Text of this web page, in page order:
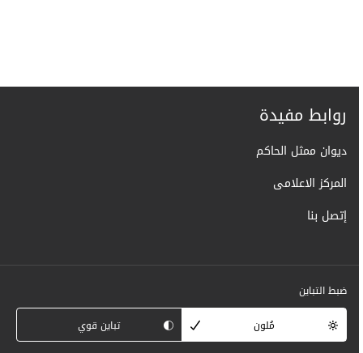
روابط مفيدة
ديوان ممثل الحاكم
المركز الاعلامى
إتصل بنا
ضبط التباين
مُلون
تباين قوي